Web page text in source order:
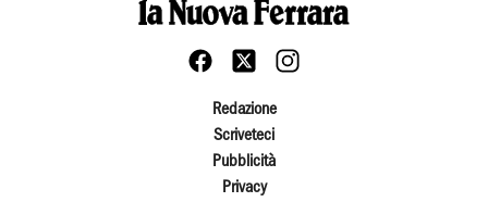
Redazione
Scriveteci
Pubblicità
Privacy